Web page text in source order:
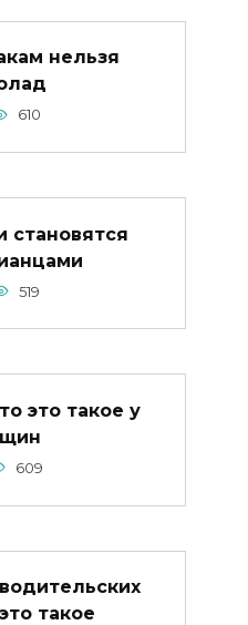
нельзя
610
становятся
519
это такое у
609
такое